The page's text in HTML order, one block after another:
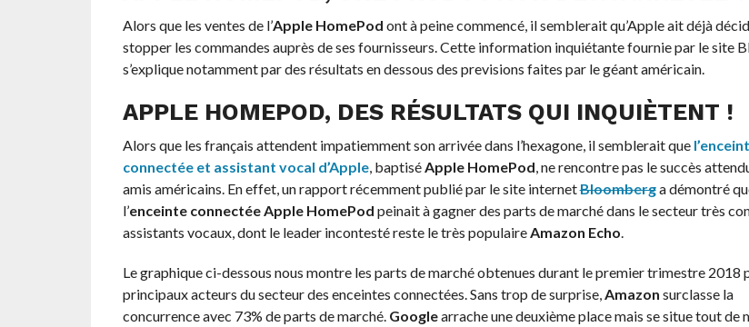
Alors que les ventes de l’Apple HomePod ont à peine commencé, il semblerait qu’Apple ait déjà
stopper les commandes auprès de ses fournisseurs. Cette information inquiétante fournie par le site
s’explique notamment par des résultats en dessous des previsions faites par le géant américain.
APPLE HOMEPOD, DES RÉSULTATS QUI INQUIÈTENT !
Alors que les français attendent impatiemment son arrivée dans l’hexagone, il semblerait que
connectée et assistant vocal d’Apple, baptisé Apple HomePod , ne rencontre pas le succès
amis américains. En effet, un rapport récemment publié par le site internetBloomberga démontré
l’enceinte connectée Apple HomePod peinait à gagner des parts de marché dans le secteur très
assistants vocaux, dont le leader incontesté reste le très populaire Amazon Echo
Le graphique ci-dessous nous montre les parts de marché obtenues durant le premier trimestre 2018
principaux acteurs du secteur des enceintes connectées. Sans trop de surprise, Amazon surclasse la
concurrence avec 73% de parts de marché. Googlearrache une deuxième place mais se situe tout de